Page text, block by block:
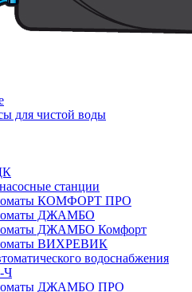
для чистой воды
станции
КОМФОРТ ПРО
ДЖАМБО
ДЖАМБО Комфорт
ВИХРЕВИК
водоснабжения
Ч
ДЖАМБО ПРО